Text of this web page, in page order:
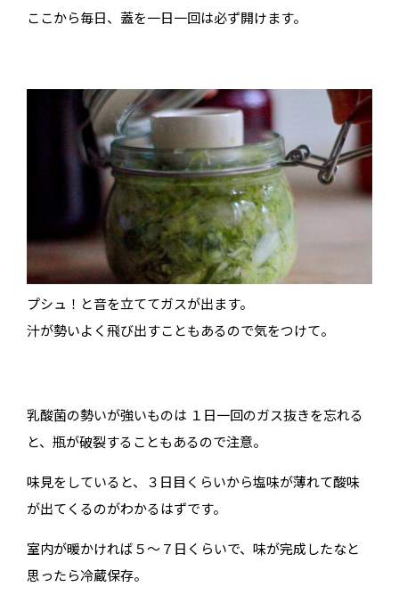
ここから毎日、蓋を一日一回は必ず開けます。
プシュ！と音を立ててガスが出ます。
汁が勢いよく飛び出すこともあるので気をつけて。
乳酸菌の勢いが強いものは １日一回のガス抜きを忘れる
と、瓶が破裂することもあるので注意。
味見をしていると、３日目くらいから塩味が薄れて酸味
が出てくるのがわかるはずです。
室内が暖かければ５～７日くらいで、味が完成したなと
思ったら冷蔵保存。